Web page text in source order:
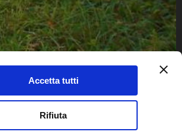
Accetta tutti
Rifiuta
TELEFONO